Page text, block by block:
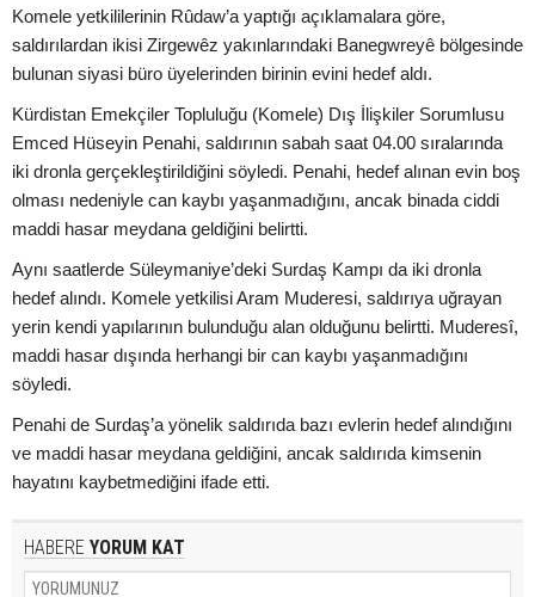
Komele yetkililerinin Rûdaw’a yaptığı açıklamalara göre,
saldırılardan ikisi Zirgewêz yakınlarındaki Banegwreyê bölgesinde
bulunan siyasi büro üyelerinden birinin evini hedef aldı.
Kürdistan Emekçiler Topluluğu (Komele) Dış İlişkiler Sorumlusu
Emced Hüseyin Penahi, saldırının sabah saat 04.00 sıralarında
iki dronla gerçekleştirildiğini söyledi. Penahi, hedef alınan evin boş
olması nedeniyle can kaybı yaşanmadığını, ancak binada ciddi
maddi hasar meydana geldiğini belirtti.
Aynı saatlerde Süleymaniye’deki Surdaş Kampı da iki dronla
hedef alındı. Komele yetkilisi Aram Muderesi, saldırıya uğrayan
yerin kendi yapılarının bulunduğu alan olduğunu belirtti. Muderesî,
maddi hasar dışında herhangi bir can kaybı yaşanmadığını
söyledi.
Penahi de Surdaş’a yönelik saldırıda bazı evlerin hedef alındığını
ve maddi hasar meydana geldiğini, ancak saldırıda kimsenin
hayatını kaybetmediğini ifade etti.
HABERE YORUM KAT